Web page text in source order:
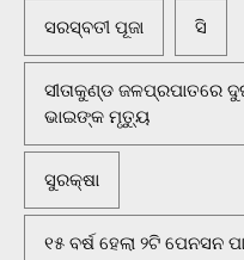
ସରସ୍ବତୀ ପୂଜା ସି
ସୀତାକୁଣ୍ଡ ଜଳପ୍ରପାତରେ
ଭାଇଙ୍କ ମୃତ୍ୟୁ
ସୁରକ୍ଷା
୧୫ ବର୍ଷ ହେଲା ୨ଟି